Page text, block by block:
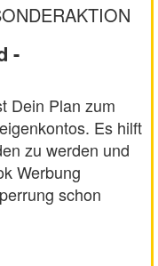
-
Dein Plan zum
Es hilft
zu werden und
Werbung
schon